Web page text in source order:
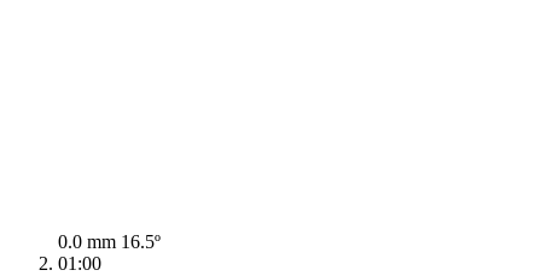
0.0 mm 16.5º
01:00